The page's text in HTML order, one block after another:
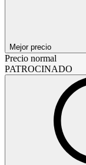
Mejor precio
Precio normal
PATROCINADO